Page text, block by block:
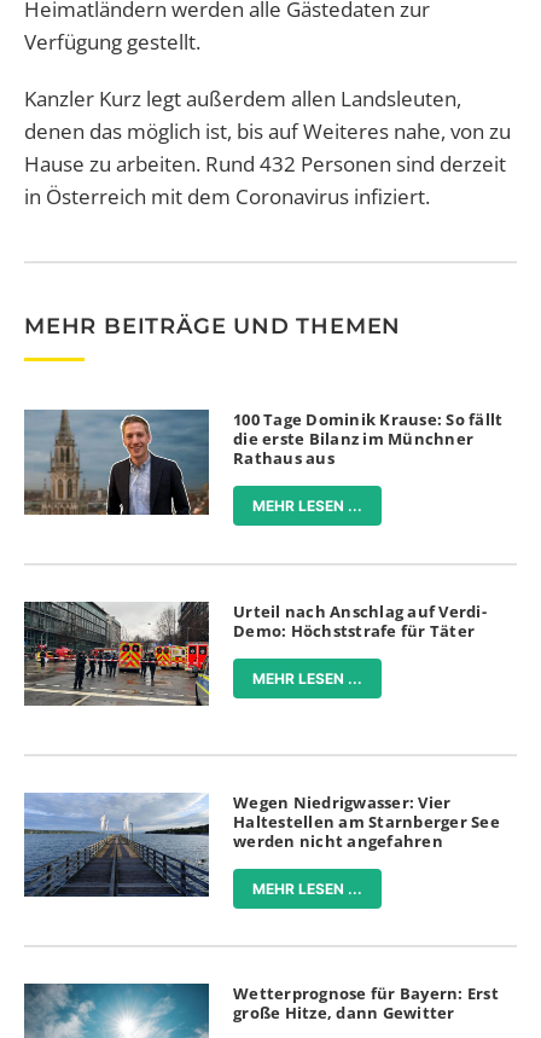
Heimatländern werden alle Gästedaten zur
Verfügung gestellt.
Kanzler Kurz legt außerdem allen Landsleuten,
denen das möglich ist, bis auf Weiteres nahe, von zu
Hause zu arbeiten. Rund 432 Personen sind derzeit
in Österreich mit dem Coronavirus infiziert.
MEHR BEITRÄGE UND THEMEN
100 Tage Dominik Krause: So fällt
die erste Bilanz im Münchner
Rathaus aus
MEHR LESEN ...
Urteil nach Anschlag auf Verdi-
Demo: Höchststrafe für Täter
MEHR LESEN ...
Wegen Niedrigwasser: Vier
Haltestellen am Starnberger See
werden nicht angefahren
MEHR LESEN ...
Wetterprognose für Bayern: Erst
große Hitze, dann Gewitter